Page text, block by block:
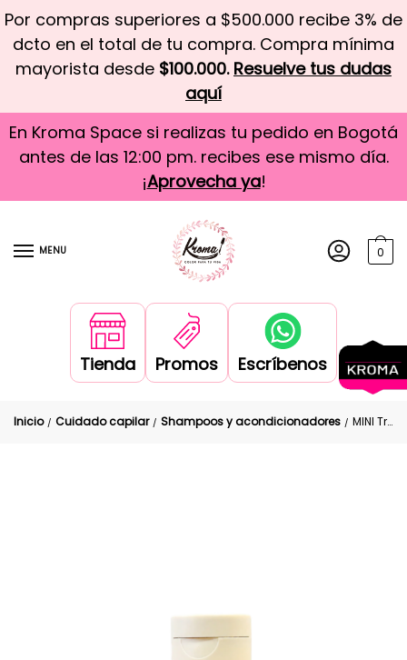
Por compras superiores a $500.000 recibe 3% de
dcto en el total de tu compra. Compra mínima
mayorista desde $100.000. Resuelve tus dudas
aquí
En Kroma Space si realizas tu pedido en Bogotá
antes de las 12:00 pm. recibes ese mismo día.
¡Aprovecha ya!
MENU 0
Tienda Promos Escríbenos
Inicio / Cuidado capilar / Shampoos y acondicionadores / MINI Tratamiento Fruta Milagros 100 ml